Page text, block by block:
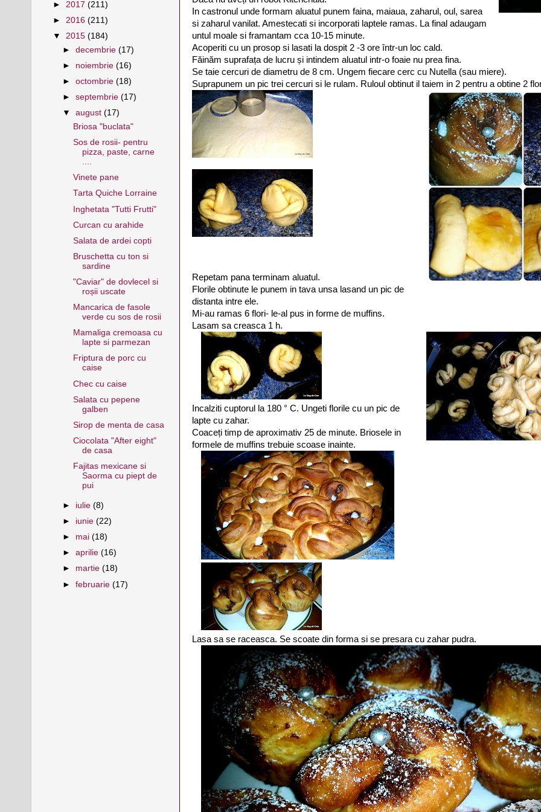
In castronul unde formam aluatul punem faina, maiaua, zaharul, oul, sarea
si zaharul vanilat. Amestecati si incorporati laptele ramas. La final adaugam
untul moale si framantam cca 10-15 minute.
Acoperiti cu un prosop si lasati la dospit 2 -3 ore într-un loc cald.
Făinăm suprafața de lucru și intindem aluatul intr-o foaie nu prea fina.
Se taie cercuri de diametru de 8 cm. Ungem fiecare cerc cu Nutella (sau miere).
Suprapunem un pic trei cercuri si le rulam. Ruloul obtinut il taiem in 2 pentru a obtine 2
Repetam pana terminam aluatul.
Florile obtinute le punem in tava unsa lasand un pic de
distanta intre ele.
Mi-au ramas 6 flori- le-al pus in forme de muffins.
Lasam sa creasca 1 h.
Incalziti cuptorul la 180 ° C. Ungeti florile cu un pic de
lapte cu zahar.
Coaceți timp de aproximativ 25 de minute. Briosele in
formele de muffins trebuie scoase inainte.
Lasa sa se raceasca. Se scoate din forma si se presara cu zahar pudra.
► 2017 (211)
► 2016 (211)
▼ 2015 (184)
►decembrie(17)
► noiembrie(16)
►octombrie(18)
►septembrie(17)
▼august(17)
Briosa "buclata"
Sos de rosii- pentru
pizza, paste, carne
....
Vinete pane
Tarta Quiche Lorraine
Inghetata "Tutti Frutti"
Curcan cu arahide
Salata de ardei copti
Bruschetta cu ton si
sardine
"Caviar" de dovlecel si
roșii uscate
Mancarica de fasole
verde cu sos de rosii
Mamaliga cremoasa cu
lapte si parmezan
Friptura de porc cu
caise
Chec cu caise
Salata cu pepene
galben
Sirop de menta de casa
Ciocolata "After eight"
de casa
Fajitas mexicane si
Saorma cu piept de
pui
► iulie(8)
► iunie(22)
► mai(18)
►aprilie(16)
► martie(18)
►februarie(17)